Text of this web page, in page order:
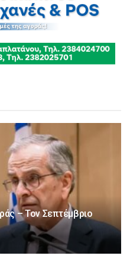
– Τον Σεπτέμβριο